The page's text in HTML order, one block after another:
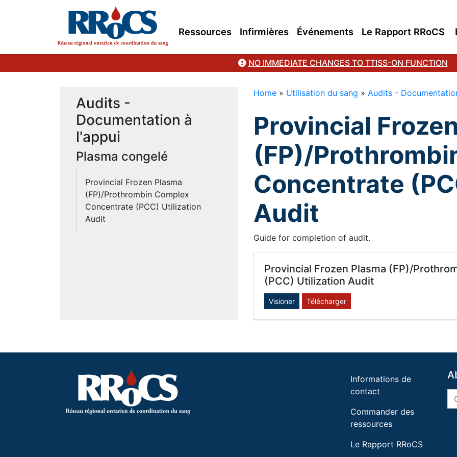
Ressources Infirmières Événements Le Rapport RRoCS
NO IMMEDIATE CHANGES TO TTISS-ON FUNCTION
Home» Utilisation du sang » Audits -
Provincial
(FP)/
Concentrate
Audit
Guide for completion of audit.
Provincial Frozen Plasma (FP)/
(PCC) Utilization Audit
Visioner Télécharger
Audits -
Documentation à
l'appui
Plasma congelé
Provincial Frozen Plasma
(FP)/Prothrombin Complex
Concentrate (PCC) Utilization
Audit
Informations de
contact
Commander des
ressources
Le Rapport RRoCS